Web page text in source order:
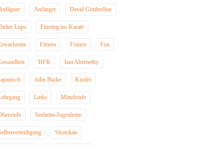
Anfänger David Gimberline
Lupo Einstieg ins Karate
Fitness Frauen Fun
HFK Iain Abernethy
John Burke Kinder
Links Mittelstufe
Seeheim-Jugenheim
Shotokan